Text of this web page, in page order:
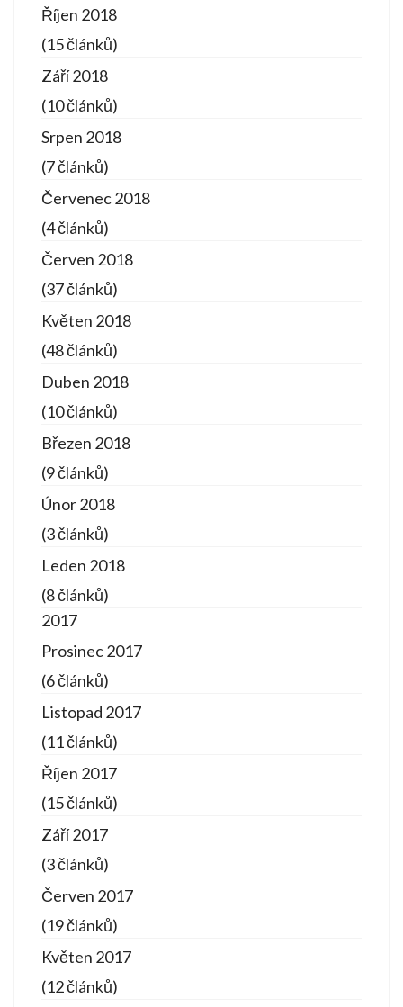
Říjen 2018
(15 článků)
Září 2018
(10 článků)
Srpen 2018
(7 článků)
Červenec 2018
(4 článků)
Červen 2018
(37 článků)
Květen 2018
(48 článků)
Duben 2018
(10 článků)
Březen 2018
(9 článků)
Únor 2018
(3 článků)
Leden 2018
(8 článků)
2017
Prosinec 2017
(6 článků)
Listopad 2017
(11 článků)
Říjen 2017
(15 článků)
Září 2017
(3 článků)
Červen 2017
(19 článků)
Květen 2017
(12 článků)